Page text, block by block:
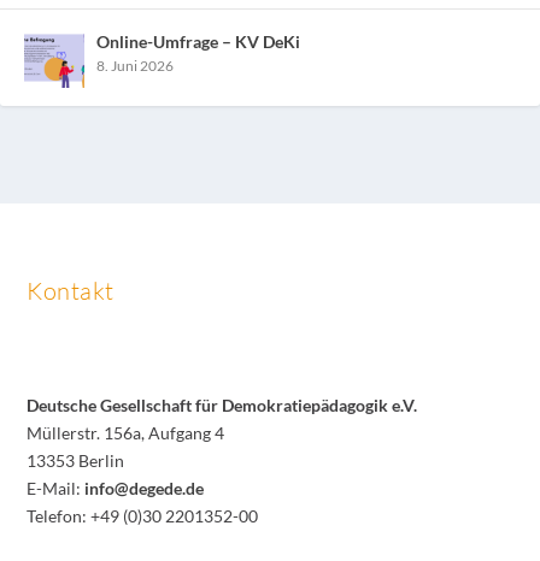
Online-Umfrage – KV DeKi
8. Juni 2026
Kontakt
Deutsche Gesellschaft für Demokratiepädagogik e.V.
Müllerstr. 156a, Aufgang 4
13353 Berlin
E-Mail: info@degede.de
Telefon: +49 (0)30 2201352-00